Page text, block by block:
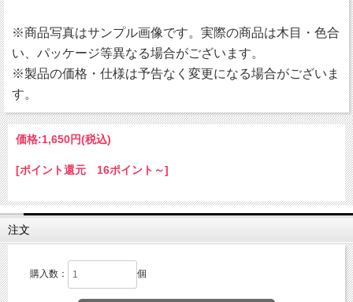
※商品写真はサンプル画像です。実際の商品は木目・色合
い、パッケージ等異なる場合がございます。
※製品の価格・仕様は予告なく変更になる場合がございま
す。
価格:1,650円(税込)
[ポイント還元 16ポイント～]
注文
購入数： 個